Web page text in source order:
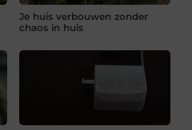
Je huis verbouwen zonder
chaos in huis